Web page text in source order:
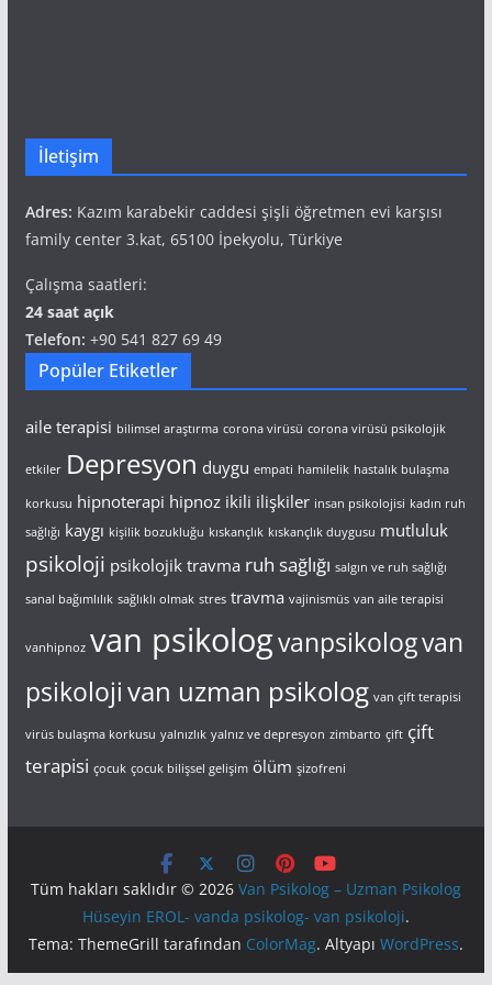
İletişim
Adres: Kazım karabekir caddesi şişli öğretmen evi karşısı
family center 3.kat, 65100 İpekyolu, Türkiye
Çalışma saatleri:
24 saat açık
Telefon: +90 541 827 69 49
Popüler Etiketler
aile terapisi bilimsel araştırma corona virüsü corona virüsü psikolojik
etkiler Depresyon duygu empati hamilelik hastalık bulaşma
korkusu hipnoterapi hipnoz ikili ilişkiler insan psikolojisi kadın ruh
sağlığı kaygı kişilik bozukluğu kıskançlık kıskançlık duygusu mutluluk
psikoloji psikolojik travma ruh sağlığı salgın ve ruh sağlığı
sanal bağımlılık sağlıklı olmak stres travma vajinismüs van aile terapisi
vanhipnoz van psikologvanpsikologvan
psikolojivan uzman psikolog van çift terapisi
virüs bulaşma korkusu yalnızlık yalnız ve depresyon zimbarto çift çift
terapisi çocuk çocuk bilişsel gelişim ölüm şizofreni
Tüm hakları saklıdır © 2026 Van Psikolog – Uzman Psikolog
Hüseyin EROL- vanda psikolog- van psikoloji.
Tema: ThemeGrill tarafından ColorMag. Altyapı WordPress.